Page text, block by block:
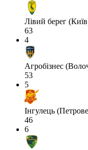
Лівий берег
63
4
Агробізнес
53
5
Інгулець
46
6